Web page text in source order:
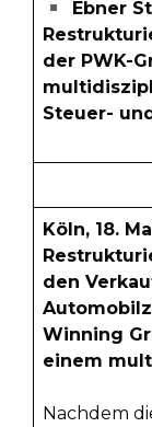
Ebner
der PWK-
Steuer-
Köln, 18.
den
Winning
einem
Nachdem